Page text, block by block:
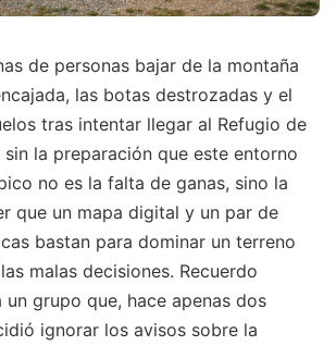
de personas bajar de la montaña
las botas destrozadas y el
tras intentar llegar al Refugio de
sin la preparación que este entorno
no es la falta de ganas, sino la
que un mapa digital y un par de
bastan para dominar un terreno
malas decisiones. Recuerdo
grupo que, hace apenas dos
ignorar los avisos sobre la